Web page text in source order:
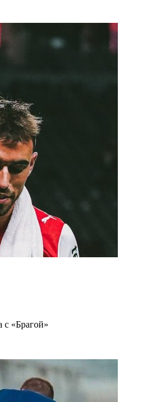
с «Брагой»